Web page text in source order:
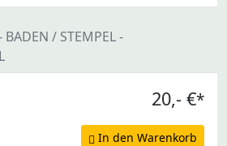
BADEN / STEMPEL -
20,- €*
In den Warenkorb